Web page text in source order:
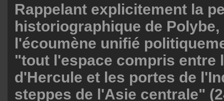
Rappelant explicitement la
historiographique de
l'écoumène unifié
"tout l'espace compris entre
d'Hercule et les portes de
steppes de l'Asie centrale"